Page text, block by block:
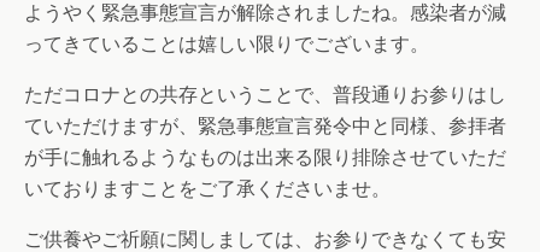
ようやく緊急事態宣言が解除されましたね。感染者が減
ってきていることは嬉しい限りでございます。
ただコロナとの共存ということで、普段通りお参りはし
ていただけますが、緊急事態宣言発令中と同様、参拝者
が手に触れるようなものは出来る限り排除させていただ
いておりますことをご了承くださいませ。
ご供養やご祈願に関しましては、お参りできなくても安